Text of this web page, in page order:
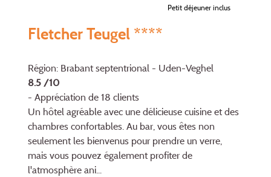
Petit déjeuner inclus
Fletcher Teugel ****
Région: Brabant septentrional - Uden-Veghel
8.5 /10
- Appréciation de 18 clients
Un hôtel agréable avec une délicieuse cuisine et des
chambres confortables. Au bar, vous êtes non
seulement les bienvenus pour prendre un verre,
mais vous pouvez également profiter de
l'atmosphère ani...